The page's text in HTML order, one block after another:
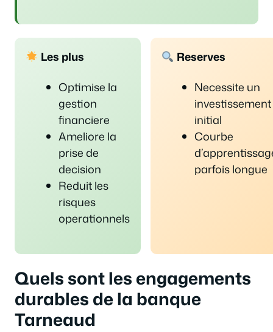
Les plus
Optimise la
gestion
financiere
Ameliore la
prise de
decision
Reduit les
risques
operationnels
Reserves
Necessite un
investissement
initial
Courbe
parfois longue
Quels sont les engagements
durables de la banque
Tarneaud